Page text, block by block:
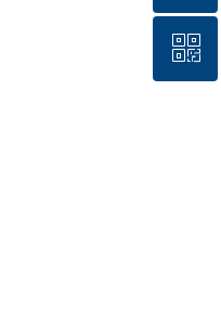
QQ客服
ꀥ